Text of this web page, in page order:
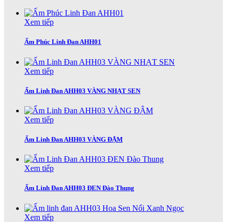
Xem tiếp
Ấm Phúc Linh Đan AHH01
Xem tiếp
Ấm Linh Đan AHH03 VÀNG NHẠT SEN
Xem tiếp
Ấm Linh Đan AHH03 VÀNG ĐẬM
Xem tiếp
Ấm Linh Đan AHH03 ĐEN Đào Thung
Xem tiếp